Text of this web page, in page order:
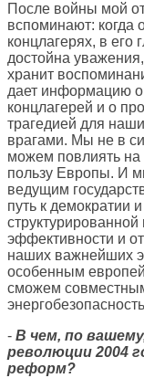
После войны мой
вспоминают: когда
концлагерях, в его
достойна
хранит
дает информацию о
концлагерей и о
трагедией для
врагами. Мы не в
можем повлиять
пользу Европы. И
ведущим
путь к демократии
эффективности и
наших важнейших
особенным
сможем
- В чем, по
революции 2004
реформ?